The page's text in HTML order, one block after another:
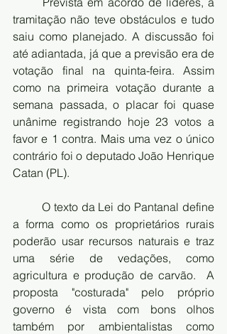
tramitação não teve obstáculos e tudo
saiu como planejado. A discussão foi
até adiantada, já que a previsão era de
votação final na quinta-feira. Assim
como na primeira votação durante a
semana passada, o placar foi quase
unânime registrando hoje 23 votos a
favor e 1 contra. Mais uma vez o único
contrário foi o deputado João Henrique
Catan (PL).
a forma como os proprietários rurais
poderão usar recursos naturais e traz
uma série de vedações, como
agricultura e produção de carvão.  A
proposta "costurada" pelo próprio
governo é vista com bons olhos
também por ambientalistas como